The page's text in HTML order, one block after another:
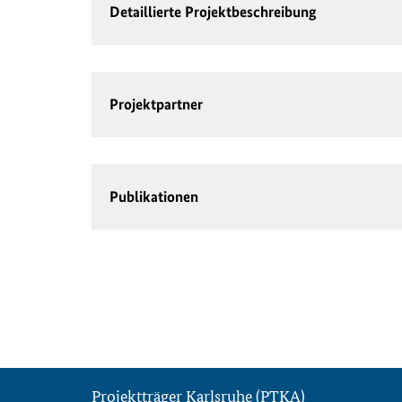
Detaillierte Projektbeschreibung
Projektpartner
Publikationen
Projektträger Karlsruhe (PTKA)